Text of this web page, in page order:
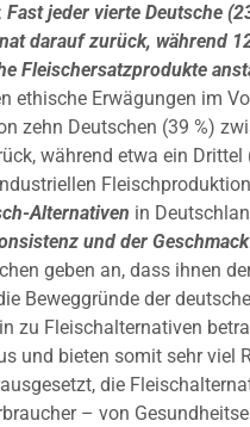
Fast jeder vierte Deutsche
darauf zurück, während
Fleischersatzprodukte
ethische Erwägungen im
zehn Deutschen (39 %)
während etwa ein
Alternativen in
und der Geschmack
geben an, dass ihnen
Beweggründe der
zu Fleischalternativen
und bieten somit sehr viel
die
– von